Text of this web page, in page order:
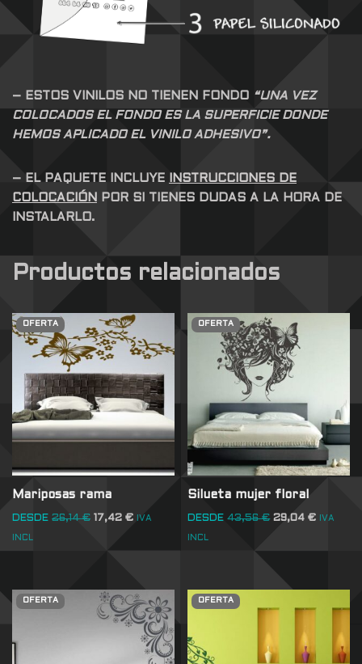
– ESTOS VINILOS NO TIENEN FONDO “UNA VEZ
COLOCADOS EL FONDO ES LA SUPERFICIE DONDE
HEMOS APLICADO EL VINILO ADHESIVO”.
– EL PAQUETE INCLUYE
INSTRUCCIONES DE
COLOCACIÓN
POR SI TIENES DUDAS A LA HORA DE
INSTALARLO.
Productos relacionados
OFERTA
Mariposas rama
DESDE 26,14€ 17,42 € IVA
INCL
OFERTA
Silueta mujer floral
DESDE 43,56€ 29,04€ IVA
INCL
OFERTA OFERTA